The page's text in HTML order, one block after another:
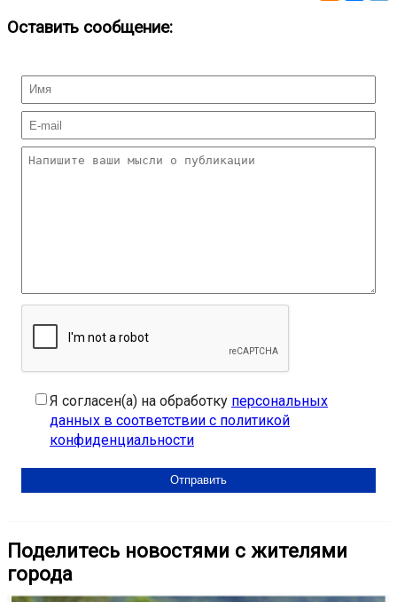
Оставить сообщение:
Я согласен(а) на обработку персональных
данных в соответствии с политикой
конфиденциальности
Поделитесь новостями с жителями
города